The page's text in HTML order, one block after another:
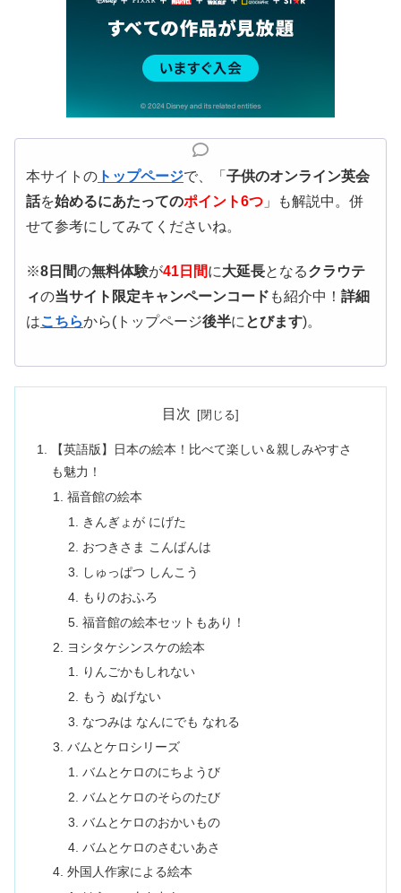
本サイトの トップページで、「 子供のオンライン英会
話を始めるにあたってのポイント6つ 」も解説中。併
せて参考にしてみてくださいね。
※8日間の無料体験が41日間に大延長となるクラウテ
ィの当サイト限定キャンペーンコード も紹介中！ 詳細
はこちらから(トップページ後半に とびます)。
目次
【英語版】日本の絵本！比べて楽しい＆親しみやすさ
も魅力！
福音館の絵本
きんぎょが にげた
おつきさま こんばんは
しゅっぱつ しんこう
もりのおふろ
福音館の絵本セットもあり！
ヨシタケシンスケの絵本
りんごかもしれない
もう ぬげない
なつみは なんにでも なれる
バムとケロシリーズ
バムとケロのにちようび
バムとケロのそらのたび
バムとケロのおかいもの
バムとケロのさむいあさ
外国人作家による絵本